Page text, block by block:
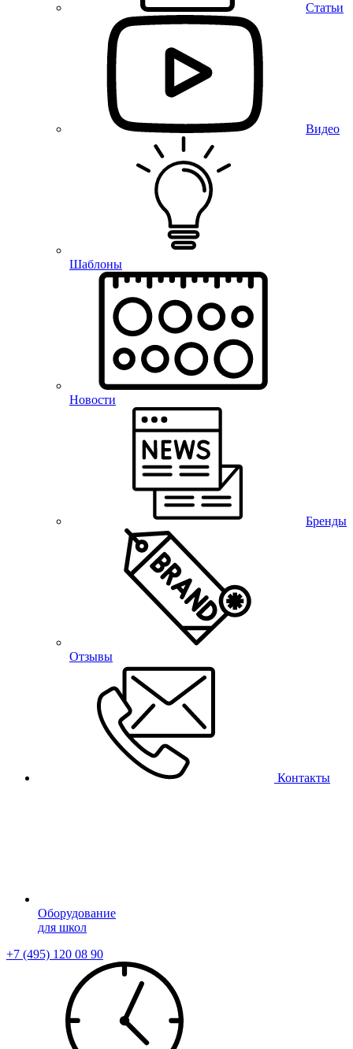
Статьи
Видео
Шаблоны
Новости
Бренды
Отзывы
Контакты
Оборудование
для школ
+7 (495) 120 08 90